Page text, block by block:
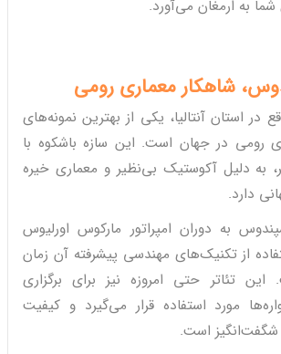
شما به ارمغان می‌آورد.
در استان آنتالیا، یکی از بهترین نمونه‌های
رومی در جهان است. این سازه باشکوه با
هزار نفر، به دلیل آکوستیک بی‌نظیر و معماری خیره
دارد.
به دوران امپراتور مارکوس اورلیوس
از تکنیک‌های مهندسی پیشرفته آن زمان
تئاتر حتی امروزه نیز برای برگزاری
مورد استفاده قرار می‌گیرد و کیفیت
است.